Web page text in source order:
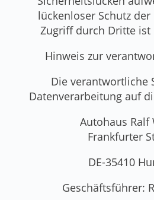
lückenloser Schutz
Zugriff durch Dritte
Hinweis zur
Die verantwortliche
Datenverarbeitung auf
Autohaus Ralf
Frankfurter
DE-35410
Geschäftsführer: